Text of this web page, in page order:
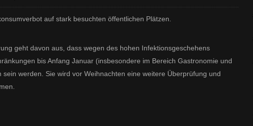
auf stark besuchten öffentlichen Plätzen.
geht davon aus, dass wegen des hohen Infektionsgeschehens
bis Anfang Januar (insbesondere im Bereich Gastronomie und
sein werden. Sie wird vor Weihnachten eine weitere Überprüfung und